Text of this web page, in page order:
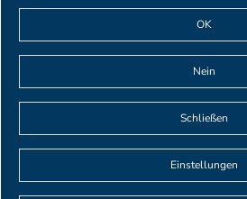
OK
Nein
Schließen
Einstellungen
BIRKENMAIER & OBSER
∙ Viktualienmarkt 5 ∙ 80331
T+49 (0)89 23 23 87 19-0 ∙ F +49
info@birkenmaier-
© BIRKENMAIER & OBSER